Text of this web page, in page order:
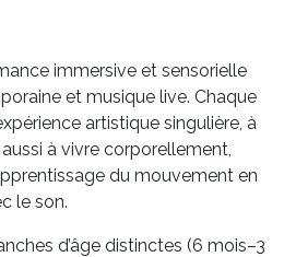
immersive et sensorielle
et musique live. Chaque
artistique singulière, à
à vivre corporellement,
du mouvement en
le son.
d’âge distinctes (6 mois–3